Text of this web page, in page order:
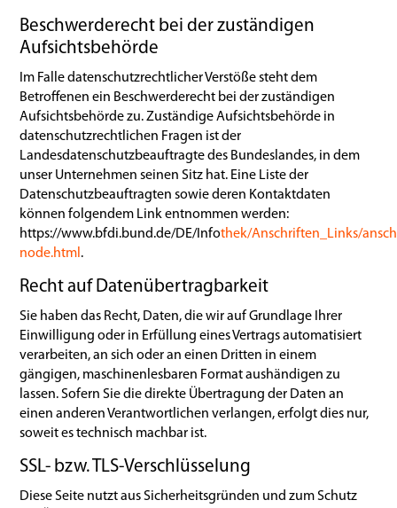
Beschwerderecht bei der zuständigen
Aufsichtsbehörde
Im Falle datenschutzrechtlicher Verstöße steht dem
Betroffenen ein Beschwerderecht bei der zuständigen
Aufsichtsbehörde zu. Zuständige Aufsichtsbehörde in
datenschutzrechtlichen Fragen ist der
Landesdatenschutzbeauftragte des Bundeslandes, in dem
unser Unternehmen seinen Sitz hat. Eine Liste der
Datenschutzbeauftragten sowie deren Kontaktdaten
können folgendem Link entnommen werden:
https://www.bfdi.bund.de/DE/Infothek/Anschriften_Links/
node.html.
Recht auf Datenübertragbarkeit
Sie haben das Recht, Daten, die wir auf Grundlage Ihrer
Einwilligung oder in Erfüllung eines Vertrags automatisiert
verarbeiten, an sich oder an einen Dritten in einem
gängigen, maschinenlesbaren Format aushändigen zu
lassen. Sofern Sie die direkte Übertragung der Daten an
einen anderen Verantwortlichen verlangen, erfolgt dies nur,
soweit es technisch machbar ist.
SSL- bzw. TLS-Verschlüsselung
Diese Seite nutzt aus Sicherheitsgründen und zum Schutz